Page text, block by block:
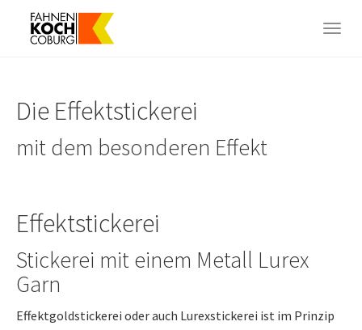
Die Effektstickerei
mit dem besonderen Effekt
Effektstickerei
Stickerei mit einem Metall Lurex
Garn
Effektgoldstickerei oder auch Lurexstickerei ist im Prinzip